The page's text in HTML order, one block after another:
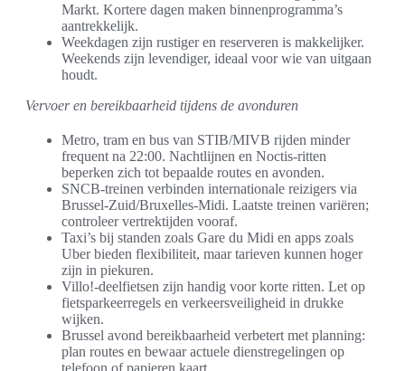
Markt. Kortere dagen maken binnenprogramma’s
aantrekkelijk.
Weekdagen zijn rustiger en reserveren is makkelijker.
Weekends zijn levendiger, ideaal voor wie van uitgaan
houdt.
Vervoer en bereikbaarheid tijdens de avonduren
Metro, tram en bus van STIB/MIVB rijden minder
frequent na 22:00. Nachtlijnen en Noctis-ritten
beperken zich tot bepaalde routes en avonden.
SNCB-treinen verbinden internationale reizigers via
Brussel-Zuid/Bruxelles-Midi. Laatste treinen variëren;
controleer vertrektijden vooraf.
Taxi’s bij standen zoals Gare du Midi en apps zoals
Uber bieden flexibiliteit, maar tarieven kunnen hoger
zijn in piekuren.
Villo!-deelfietsen zijn handig voor korte ritten. Let op
fietsparkeerregels en verkeersveiligheid in drukke
wijken.
Brussel avond bereikbaarheid verbetert met planning:
plan routes en bewaar actuele dienstregelingen op